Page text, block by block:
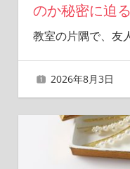
のか秘密に迫
教室の片隅で、友
2026年8月3日